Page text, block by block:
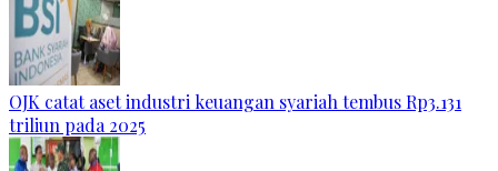
OJK catat aset industri keuangan syariah tembus Rp3.131
triliun pada 2025